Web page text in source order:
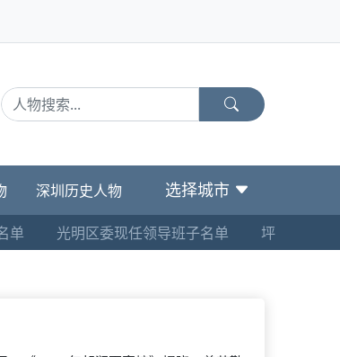
深圳历史人物 选择城市
单 光明区委现任领导班子名单 坪山区委现